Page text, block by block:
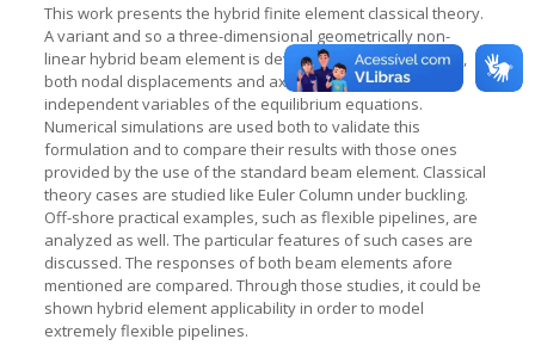
This work presents the hybrid finite element classical theory.
A variant and so a three-dimensional geometrically non-
linear hybrid beam element is developed. In such a model,
both nodal displacements and axial forces are treated as
independent variables of the equilibrium equations.
Numerical simulations are used both to validate this
formulation and to compare their results with those ones
provided by the use of the standard beam element. Classical
theory cases are studied like Euler Column under buckling.
Off-shore practical examples, such as flexible pipelines, are
analyzed as well. The particular features of such cases are
discussed. The responses of both beam elements afore
mentioned are compared. Through those studies, it could be
shown hybrid element applicability in order to model
extremely flexible pipelines.